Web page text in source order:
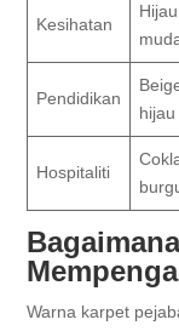
Kesihatan
Pendidikan
hijau
Hospitaliti
Warna karpet